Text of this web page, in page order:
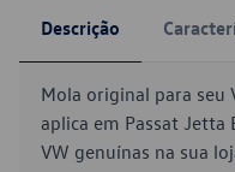
Descrição
Mola original para
aplica em Passat Jetta
VW genuínas na sua